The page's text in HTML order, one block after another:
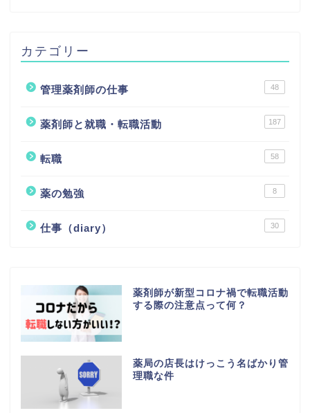
カテゴリー
管理薬剤師の仕事 48
薬剤師と就職・転職活動 187
転職 58
薬の勉強 8
仕事（diary） 30
薬剤師が新型コロナ禍で転職活動
する際の注意点って何？
薬局の店長はけっこう名ばかり管
理職な件